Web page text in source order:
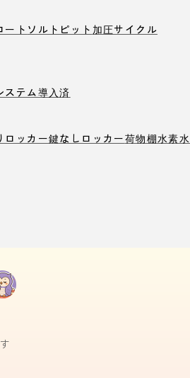
ート ソルトピット 加圧サイクル
ステム導入済
ロッカー鍵なしロッカー荷物棚水素水